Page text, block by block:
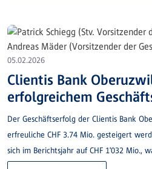
05.02.2026
Clientis Bank
erfolgreichem
Der Geschäftserfolg der Clientis Bank
erfreuliche CHF 3.74 Mio. gesteigert
sich im Berichtsjahr auf CHF 1'032 Mio.,